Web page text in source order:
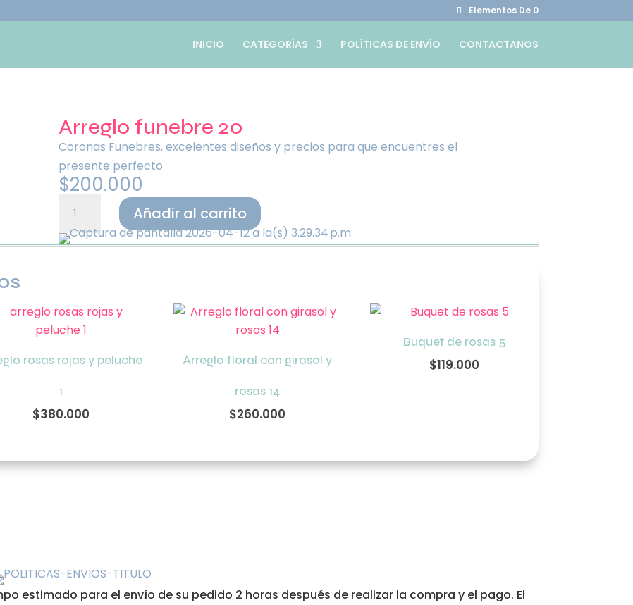
Elementos De 0
INICIO CATEGORÍAS POLÍTICAS DE ENVÍO CONTACTANOS
Arreglo funebre 20
Coronas Funebres, excelentes diseños y precios para que encuentres el
presente perfecto
$200.000
funebre
20
Añadir al carrito
rosas rojas y peluche
1
$380.000
Arreglo floral con girasol y
rosas 14
$260.000
Buquet de rosas 5
$119.000
estimado para el envío de su pedido 2 horas después de realizar la compra y el pago. El